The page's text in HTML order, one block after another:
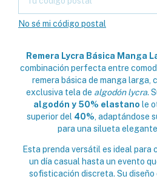
No sé mi código postal
Remera Lycra Básica Manga
combinación perfecta entre
remera básica de manga larga,
exclusiva tela de algodón lycra.
algodón y 50% elastano le
superior del 40% , adaptándose
para una silueta
Esta prenda versátil es ideal para
un día casual hasta un evento
sofisticación discreta. Su